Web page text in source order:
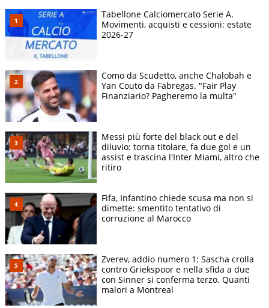
Tabellone Calciomercato Serie A.
Movimenti, acquisti e cessioni: estate
2026-27
Como da Scudetto, anche Chalobah e
Yan Couto da Fabregas. "Fair Play
Finanziario? Pagheremo la multa"
Messi più forte del black out e del
diluvio: torna titolare, fa due gol e un
assist e trascina l'Inter Miami, altro che
ritiro
Fifa, Infantino chiede scusa ma non si
dimette: smentito tentativo di
corruzione al Marocco
Zverev, addio numero 1: Sascha crolla
contro Griekspoor e nella sfida a due
con Sinner si conferma terzo. Quanti
malori a Montreal